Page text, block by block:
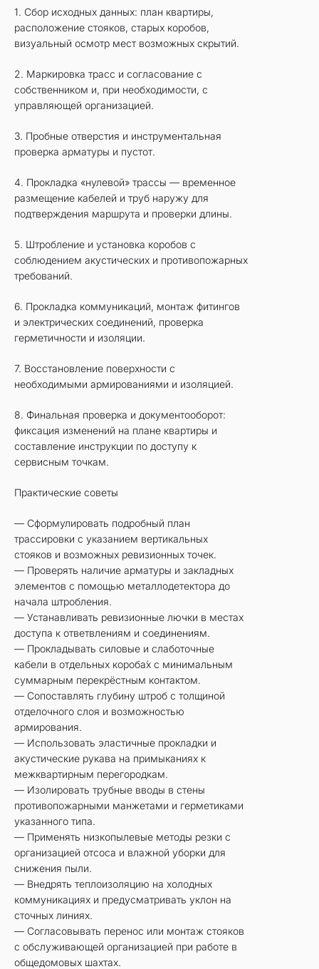
1. Сбор исходных данных: план квартиры,
расположение стояков, старых коробов,
визуальный осмотр мест возможных скрытий.
2. Маркировка трасс и согласование с
собственником и, при необходимости, с
управляющей организацией.
3. Пробные отверстия и инструментальная
проверка арматуры и пустот.
4. Прокладка «нулевой» трассы — временное
размещение кабелей и труб наружу для
подтверждения маршрута и проверки длины.
5. Штробление и установка коробов с
соблюдением акустических и противопожарных
требований.
6. Прокладка коммуникаций, монтаж фитингов
и электрических соединений, проверка
герметичности и изоляции.
7. Восстановление поверхности с
необходимыми армированиями и изоляцией.
8. Финальная проверка и документооборот:
фиксация изменений на плане квартиры и
составление инструкции по доступу к
сервисным точкам.
Практические советы
— Сформулировать подробный план
трассировки с указанием вертикальных
стояков и возможных ревизионных точек.
— Проверять наличие арматуры и закладных
элементов с помощью металлодетектора до
начала штробления.
— Устанавливать ревизионные лючки в местах
доступа к ответвлениям и соединениям.
— Прокладывать силовые и слаботочные
кабели в отдельных короба́х с минимальным
суммарным перекрёстным контактом.
— Сопоставлять глубину штроб с толщиной
отделочного слоя и возможностью
армирования.
— Использовать эластичные прокладки и
акустические рукава на примыканиях к
межквартирным перегородкам.
— Изолировать трубные вводы в стены
противопожарными манжетами и герметиками
указанного типа.
— Применять низкопылевые методы резки с
организацией отсоса и влажной уборки для
снижения пыли.
— Внедрять теплоизоляцию на холодных
коммуникациях и предусматривать уклон на
сточных линиях.
— Согласовывать перенос или монтаж стояков
с обслуживающей организацией при работе в
общедомовых шахтах.